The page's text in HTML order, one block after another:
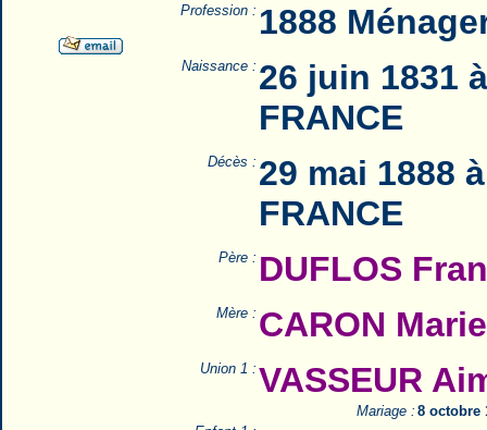
Profession : 1888
Naissance : 26 juin 1831
FRANCE
Décès : 29 mai 1888
FRANCE
Père : DUFLOS
Mère : CARON
Union 1 : VASSEUR
Mariage : 8 octobre